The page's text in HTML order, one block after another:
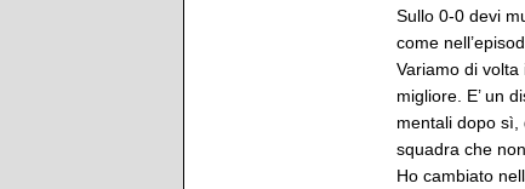
Sullo 0-0 devi
come
Variamo di
migliore. E’ un
mentali dopo sì,
squadra che
Ho cambiato